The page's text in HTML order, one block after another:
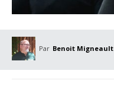
Par Benoit Migneault